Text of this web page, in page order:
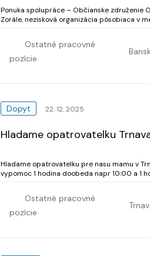
Ponuka spolupráce – Občianske združenie
Zorále, nezisková organizácia pôsobiaca v
Ostatné pracovné
pozície
Dopyt 22. 12. 2025
Hladame opatrovatelku
Hladame opatrovatelku pre nasu mamu v
vypomoc 1 hodina doobeda napr 10:00 a 1
Ostatné pracovné
pozície